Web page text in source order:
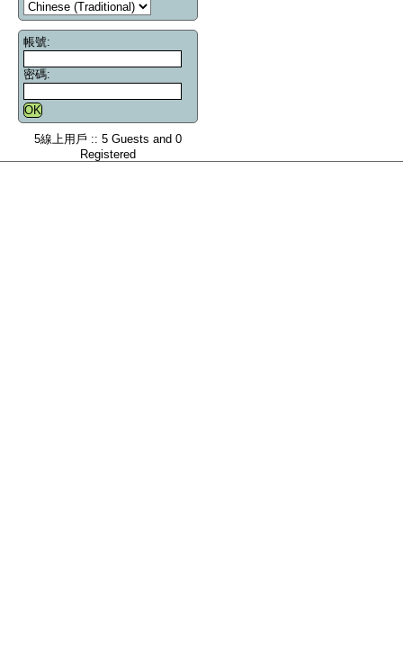
帳號:
密碼:
5線上用戶 :: 5 Guests and 0
Registered